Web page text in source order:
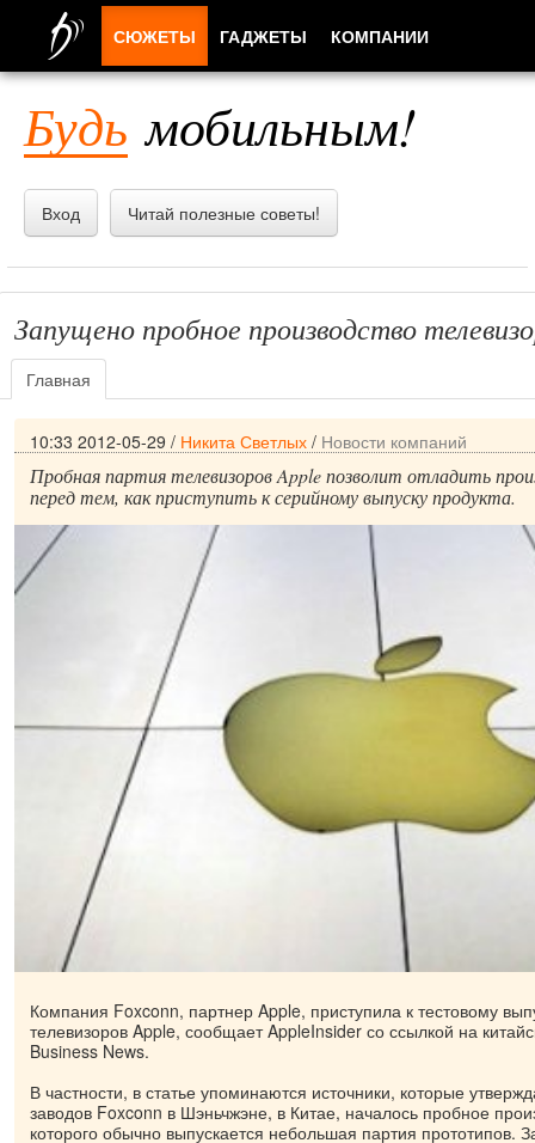
Будь мобильным!
Вход Читай полезные советы!
Запущено пробное производство
Главная
10:33 2012-05-29 / Никита Светлых / Новости компаний
Пробная партия телевизоров Apple позволит отладить
перед тем, как приступить к серийному выпуску продукта.
Компания Foxconn, партнер Apple, приступила к тестовому
телевизоров Apple, сообщает AppleInsider со ссылкой на
Business News.
В частности, в статье упоминаются источники, которые
заводов Foxconn в Шэньчжэне, в Китае, началось пробное
которого обычно выпускается небольшая партия прототипов.
СЮЖЕТЫ ГАДЖЕТЫ КОМПАНИИ
ПРИЛОЖЕНИЯ